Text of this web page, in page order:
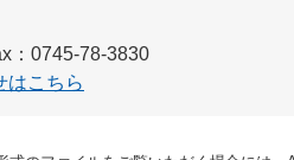
：0745-78-3830
はこちら